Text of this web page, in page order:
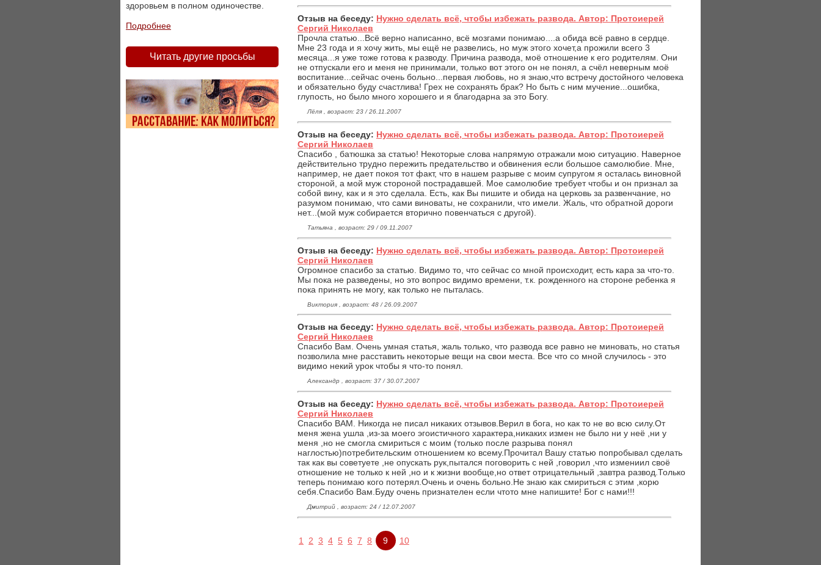
Отзыв на беседу: Нужно сделать всё, чтобы избежать развода. Автор: Протоиерей
Сергий Николаев
Прочла статью...Всё верно написанно, всё мозгами понимаю....а обида всё равно в сердце.
Мне 23 года и я хочу жить, мы ещё не развелись, но муж этого хочет,а прожили всего 3
месяца...я уже тоже готова к разводу. Причина развода, моё отношение к его родителям. Они
не отпускали его и меня не принимали, только вот этого он не понял, а счёл неверным моё
воспитание...сейчас очень больно...первая любовь, но я знаю,что встречу достойного человека
и обязательно буду счастлива! Грех не сохранять брак? Но быть с ним мучение...ошибка,
глупость, но было много хорошего и я благодарна за это Богу.
Лёля , возраст: 23 / 26.11.2007
Отзыв на беседу: Нужно сделать всё, чтобы избежать развода. Автор: Протоиерей
Сергий Николаев
Спасибо , батюшка за статью! Некоторые слова напрямую отражали мою ситуацию. Наверное
действительно трудно пережить предательство и обвинения если большое самолюбие. Мне,
например, не дает покоя тот факт, что в нашем разрыве с моим супругом я осталась виновной
стороной, а мой муж стороной пострадавшей. Мое самолюбие требует чтобы и он признал за
собой вину, как и я это сделала. Есть, как Вы пишите и обида на церковь за развенчание, но
разумом понимаю, что сами виноваты, не сохранили, что имели. Жаль, что обратной дороги
нет...(мой муж собирается вторично повенчаться с другой).
Татьяна , возраст: 29 / 09.11.2007
Отзыв на беседу: Нужно сделать всё, чтобы избежать развода. Автор: Протоиерей
Сергий Николаев
Огромное спасибо за статью. Видимо то, что сейчас со мной происходит, есть кара за что-то.
Мы пока не разведены, но это вопрос видимо времени, т.к. рожденного на стороне ребенка я
пока принять не могу, как только не пыталась.
Виктория , возраст: 48 / 26.09.2007
Отзыв на беседу: Нужно сделать всё, чтобы избежать развода. Автор: Протоиерей
Сергий Николаев
Спасибо Вам. Очень умная статья, жаль только, что развода все равно не миновать, но статья
позволила мне расставить некоторые вещи на свои места. Все что со мной случилось - это
видимо некий урок чтобы я что-то понял.
Александр , возраст: 37 / 30.07.2007
Отзыв на беседу: Нужно сделать всё, чтобы избежать развода. Автор: Протоиерей
Сергий Николаев
Спасибо ВАМ. Никогда не писал никаких отзывов.Верил в бога, но как то не во всю силу.От
меня жена ушла ,из-за моего эгоистичного характера,никаких измен не было ни у неё ,ни у
меня ,но не смогла смириться с моим (только после разрыва понял
наглостью)потребительским отношением ко всему.Прочитал Вашу статью попробывал сделать
так как вы советуете ,не опускать рук,пытался поговорить с ней ,говорил ,что измениил своё
отношение не только к ней ,но и к жизни вообще,но ответ отрицательный ,завтра развод.Только
теперь понимаю кого потерял.Очень и очень больно.Не знаю как смириться с этим ,корю
себя.Спасибо Вам.Буду очень признателен если чтото мне напишите! Бог с нами!!!
Дмитрий , возраст: 24 / 12.07.2007
1 2 3 4 5 6 7 8 9 10
здоровьем в полном одиночестве.
Подробнее
Читать другие просьбы